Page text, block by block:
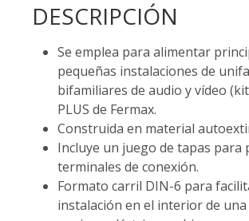
DESCRIPCIÓN
Se emplea para alimentar
pequeñas instalaciones de
bifamiliares de audio y vídeo
PLUS de Fermax.
Construida en material
Incluye un juego de tapas para
terminales de conexión.
Formato carril DIN-6 para
instalación en el interior de una